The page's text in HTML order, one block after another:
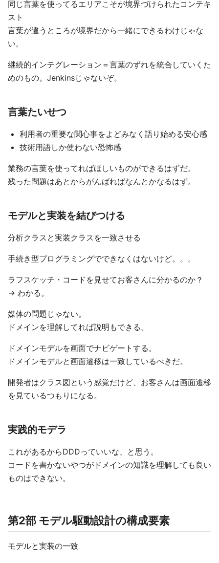
同じ言葉を使ってるエリアこそが境界づけられたコンテキ
スト
言葉が違うところが境界だから一緒にできるわけじゃな
い。
継続的インテグレーション＝言葉のずれを統合していくた
めのもの。Jenkinsじゃないぞ。
言葉たいせつ
利用者の重要な関心事をよどみなく語り始める安心感
技術用語しか使わない恐怖感
業務の言葉を使ってればほしいものができるはずだ。
残った問題はあとからがんばればなんとかなるはず。
モデルと実装を結びつける
分析クラスと実装クラスを一致させる
手続き型プログラミングでできなくはないけど。。。
ラフスケッチ・コードを見せてお客さんに分かるのか？
→ わかる。
媒体の問題じゃない。
ドメインを理解してれば説明もできる。
ドメインモデルを画面でナビゲートする。
ドメインモデルと画面遷移は一致しているべきだ。
開発者はクラス図という感覚だけど、お客さんは画面遷移
を見ているつもりになる。
実践的モデラ
これがあるからDDDっていいな、と思う。
コードを書かないやつがドメインの知識を理解しても良い
ものはできない。
第2部 モデル駆動設計の構成要素
モデルと実装の一致